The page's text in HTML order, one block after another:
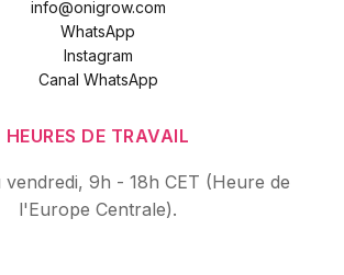
info@onigrow.com
WhatsApp
Instagram
Canal WhatsApp
HEURES DE TRAVAIL
vendredi, 9h - 18h CET (Heure de
l'Europe Centrale).